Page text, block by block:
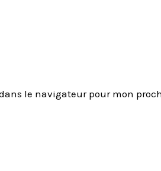
le navigateur pour mon